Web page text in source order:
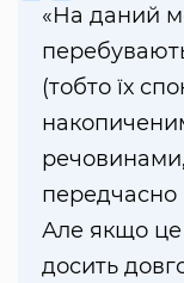
«На даний
(тобто їх
передчасно
Але якщо це
досить